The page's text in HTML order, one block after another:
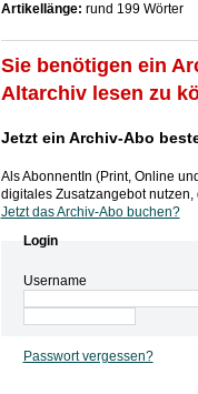
Artikellänge: rund 199 Wörter
Sie benötigen ein
Altarchiv lesen zu
Jetzt ein Archiv-Abo
Als AbonnentIn (Print, Online
digitales Zusatzangebot
Jetzt das Archiv-Abo buchen?
Login
Username
Passwort vergessen?